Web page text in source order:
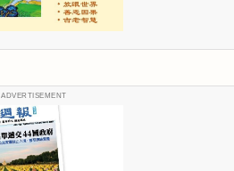
ADVERTISEMENT